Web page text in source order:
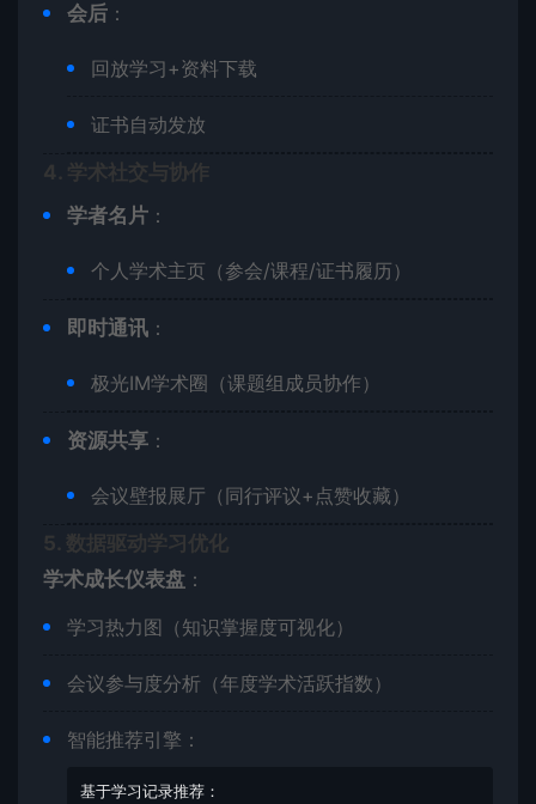
​会后​ ​：
回放学习+资料下载
证书自动发放
​4. 学术社交与协作​
​学者名片​ ​：
个人学术主页（参会/课程/证书履历）
​即时通讯​ ​：
极光IM学术圈（课题组成员协作）
​资源共享​ ​：
会议壁报展厅（同行评议+点赞收藏）
​5. 数据驱动学习优化​
​学术成长仪表盘​ ​：
学习热力图（知识掌握度可视化）
会议参与度分析（年度学术活跃指数）
智能推荐引擎：
基于学习记录推荐：